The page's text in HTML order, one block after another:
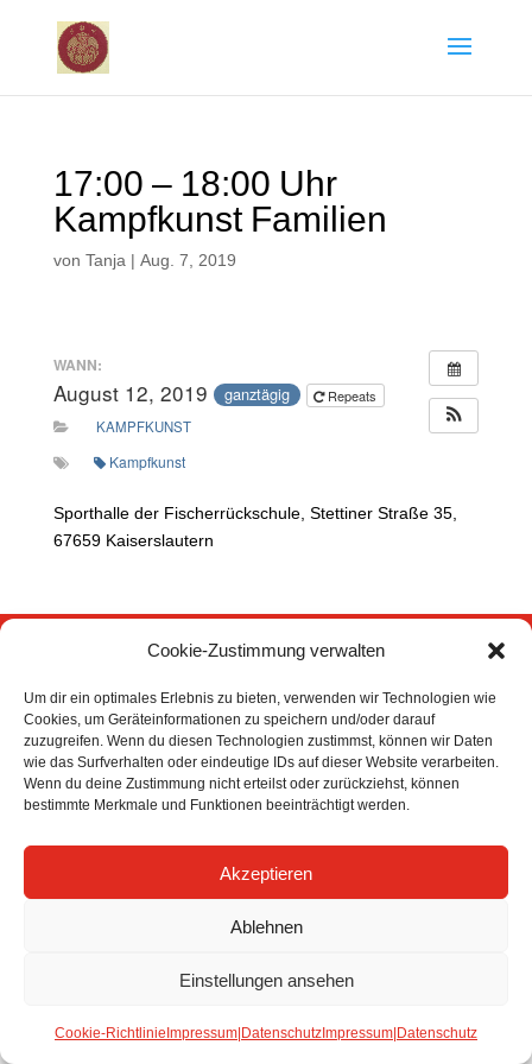
Cookie-Zustimmung verwalten
Um dir ein optimales Erlebnis zu bieten, verwenden wir Technologien wie
Cookies, um Geräteinformationen zu speichern und/oder darauf
zuzugreifen. Wenn du diesen Technologien zustimmst, können wir Daten
wie das Surfverhalten oder eindeutige IDs auf dieser Website verarbeiten.
Wenn du deine Zustimmung nicht erteilst oder zurückziehst, können
bestimmte Merkmale und Funktionen beeinträchtigt werden.
Akzeptieren
Ablehnen
Einstellungen ansehen
Cookie-RichtlinieImpressum|DatenschutzImpressum|Datenschutz
17:00 – 18:00 Uhr
Kampfkunst Familien
von Tanja| Aug. 7, 2019
WANN:
August 12, 2019 ganztägig
Repeats
KAMPFKUNST
Kampfkunst
Sporthalle der Fischerrückschule, Stettiner Straße 35,
67659 Kaiserslautern